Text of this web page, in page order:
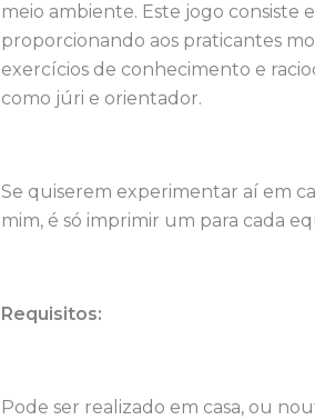
meio ambiente. Este jogo consiste
proporcionando aos praticantes
exercícios de conhecimento e
como júri e orientador.
Se quiserem experimentar aí em
mim, é só imprimir um para cada
Requisitos:
Pode ser realizado em casa, ou